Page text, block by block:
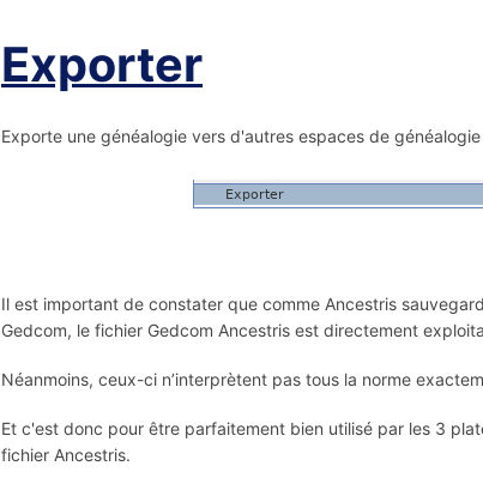
Exporter
Exporte une généalogie vers d'autres espaces de
Il est important de constater que comme Ancestris
Gedcom, le fichier Gedcom Ancestris est directement
Néanmoins, ceux-ci n’interprètent pas tous la norme
Et c'est donc pour être parfaitement bien utilisé par les 3
fichier Ancestris.